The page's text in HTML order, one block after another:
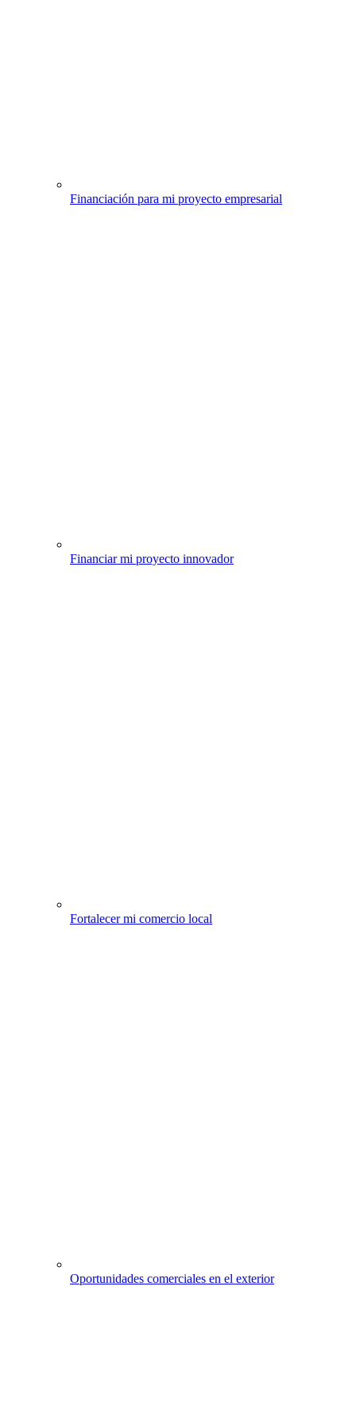
Financiación para mi proyecto empresarial
Financiar mi proyecto innovador
Fortalecer mi comercio local
Oportunidades comerciales en el exterior